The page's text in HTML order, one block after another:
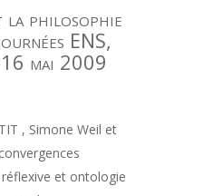
la philosophie
ENS,
mai 2009
, Simone Weil et
et ontologie